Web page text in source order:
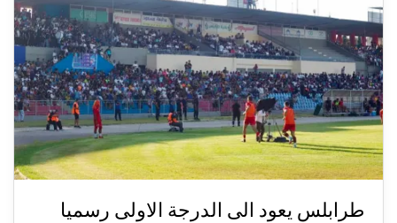
طرابلس يعود الى الدرجة الاولى رسميا